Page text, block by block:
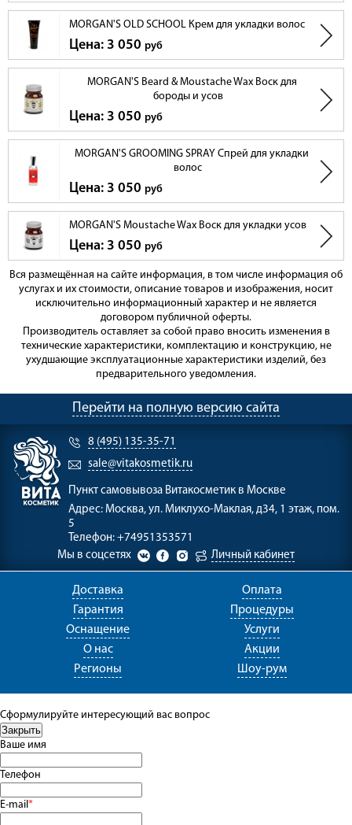
MORGAN'S OLD SCHOOL Крем для укладки волос
Цена: 3 050 руб
MORGAN'S Beard & Moustache Wax Воск для
бороды и усов
Цена: 3 050 руб
MORGAN'S GROOMING SPRAY Спрей для укладки
волос
Цена: 3 050 руб
MORGAN'S Moustache Wax Воск для укладки усов
Цена: 3 050 руб
Вся размещённая на сайте информация, в том числе информация об
услугах и их стоимости, описание товаров и изображения, носит
исключительно информационный характер и не является
договором публичной оферты.
Производитель оставляет за собой право вносить изменения в
технические характеристики, комплектацию и конструкцию, не
ухудшающие эксплуатационные характеристики изделий, без
предварительного уведомления.
Перейти на полную версию сайта
8 (495) 135-35-71
sale@vitakosmetik.ru
Пункт самовывоза Витакосметик в Москве
Адрес: Москва, ул. Миклухо-Маклая, д34, 1 этаж, пом.
5
Телефон: +74951353571
Мы в соцсетях
Личный кабинет
Доставка
Оплата
Гарантия
Процедуры
Оснащение
Услуги
О нас
Акции
Регионы
Шоу-рум
Сформулируйте интересующий вас вопрос
Ваше имя
Телефон
E-mail*